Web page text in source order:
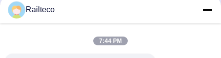
Railteco
7:44 PM